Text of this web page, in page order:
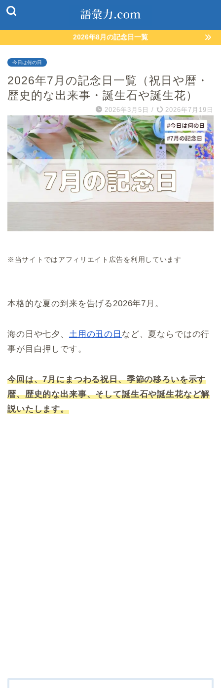
2026年8月の記念日一覧
今日は何の日
2026年7月の記念日一覧（祝日や暦・
歴史的な出来事・誕生石や誕生花）
2026年3月5日 / 2026年7月19日
※当サイトではアフィリエイト広告を利用しています
本格的な夏の到来を告げる2026年7月。
海の日や七夕、 土用の丑の日 など、夏ならではの行
事が目白押しです。
今回は、7月にまつわる祝日、季節の移ろいを示す
暦、歴史的な出来事、そして誕生石や誕生花など解
説いたします。